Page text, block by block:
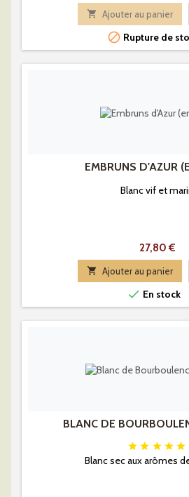
 Ajouter au panier
 Rupture de
EMBRUNS D'AZUR
Blanc vif et
Prix
27,80 €
 Ajouter au panier
 En stock
BLANC DE
    
Blanc sec aux arômes